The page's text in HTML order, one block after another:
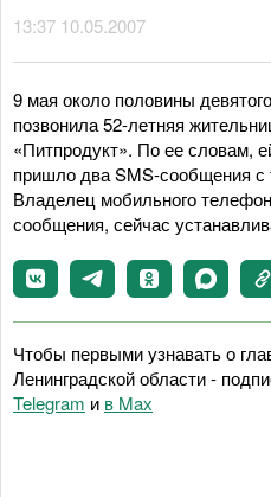
13:37 10.05.2007
9 мая около половины
позвонила 52-летняя
«Питпродукт». По ее словам,
пришло два SMS-сообщения с
Владелец мобильного
сообщения, сейчас
Чтобы первыми узнавать о
Ленинградской области -
Telegram и в Maх